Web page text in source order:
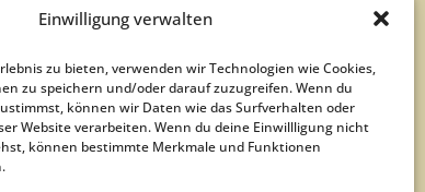
Einwilligung verwalten
zu bieten, verwenden wir Technologien wie Cookies,
zu speichern und/oder darauf zuzugreifen. Wenn du
können wir Daten wie das Surfverhalten oder
Website verarbeiten. Wenn du deine Einwillligung nicht
können bestimmte Merkmale und Funktionen